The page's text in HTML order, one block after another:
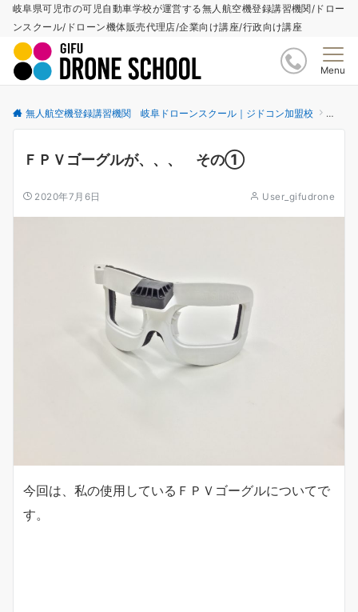
岐阜県可児市の可児自動車学校が運営する無人航空機登録講習機関/ドロー
ンスクール/ドローン機体販売代理店/企業向け講座/行政向け講座
Menu
無人航空機登録講習機関 岐阜ドローンスクール｜ジドコン加盟校 更新
ＦＰＶゴーグルが、、、 その①
2020年7月6日 User_gifudrone
今回は、私の使用しているＦＰＶゴーグルについてで
す。